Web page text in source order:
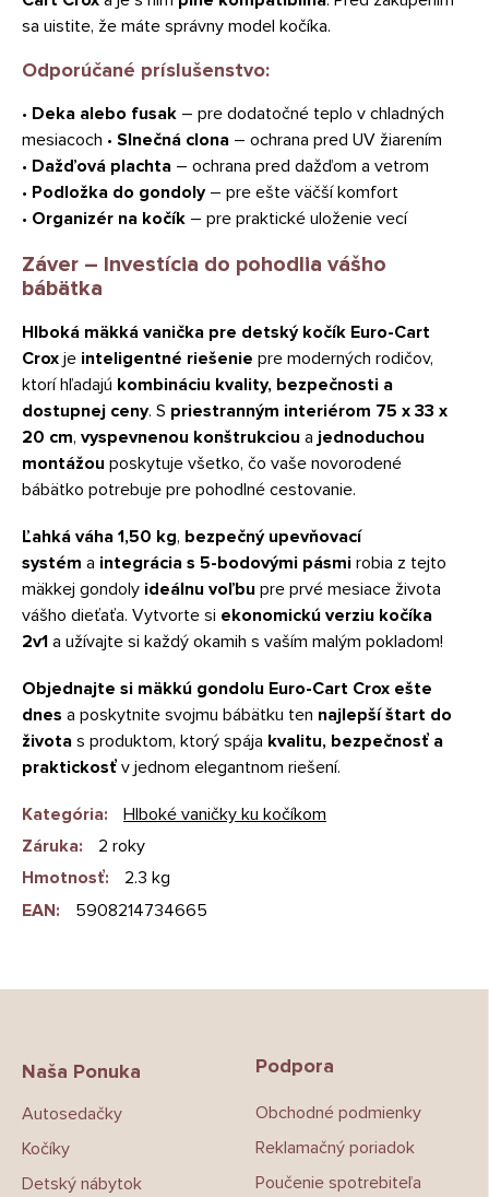
sa uistite, že máte správny model kočíka.
Odporúčané príslušenstvo:
• Deka alebo fusak – pre dodatočné teplo v chladných
mesiacoch • Slnečná clona – ochrana pred UV žiarením
• Dažďová plachta – ochrana pred dažďom a vetrom
• Podložka do gondoly – pre ešte väčší komfort
• Organizér na kočík – pre praktické uloženie vecí
Záver – Investícia do pohodlia vášho
bábätka
Hlboká mäkká vanička pre detský kočík Euro-Cart
Crox je inteligentné riešenie pre moderných rodičov,
ktorí hľadajú kombináciu kvality, bezpečnosti a
dostupnej ceny. S priestranným interiérom 75 x 33 x
20 cm, vyspevnenou konštrukciou a jednoduchou
montážou poskytuje všetko, čo vaše novorodené
bábätko potrebuje pre pohodlné cestovanie.
Ľahká váha 1,50 kg, bezpečný upevňovací
systém a integrácia s 5-bodovými pásmi robia z tejto
mäkkej gondoly ideálnu voľbu pre prvé mesiace života
vášho dieťaťa. Vytvorte si ekonomickú verziu kočíka
2v1 a užívajte si každý okamih s vaším malým pokladom!
Objednajte si mäkkú gondolu Euro-Cart Crox ešte
dnes a poskytnite svojmu bábätku ten najlepší štart do
života s produktom, ktorý spája kvalitu, bezpečnosť a
praktickosť v jednom elegantnom riešení.
Kategória:
Hlboké vaničky ku kočíkom
Záruka:
2 roky
Hmotnosť:
2.3 kg
EAN: 5908214734665
Naša Ponuka
Autosedačky
Kočíky
Detský nábytok
Podpora
Obchodné podmienky
Reklamačný poriadok
Poučenie spotrebiteľa